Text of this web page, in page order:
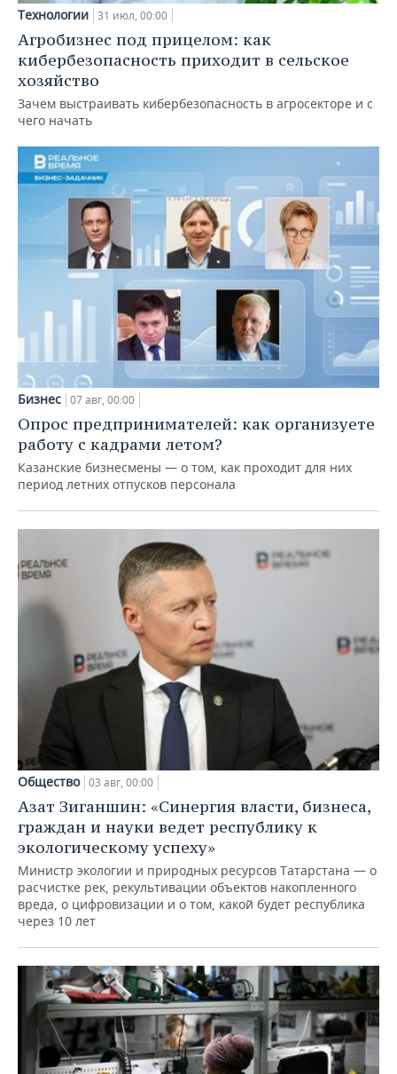
Технологии 31 июл, 00:00
Агробизнес под прицелом: как
кибербезопасность приходит в сельское
хозяйство
Зачем выстраивать кибербезопасность в агросекторе и с
чего начать
Бизнес 07 авг, 00:00
Опрос предпринимателей: как организуете
работу с кадрами летом?
Казанские бизнесмены — о том, как проходит для них
период летних отпусков персонала
Общество 03 авг, 00:00
Азат Зиганшин: «Синергия власти, бизнеса,
граждан и науки ведет республику к
экологическому успеху»
Министр экологии и природных ресурсов Татарстана — о
расчистке рек, рекультивации объектов накопленного
вреда, о цифровизации и о том, какой будет республика
через 10 лет